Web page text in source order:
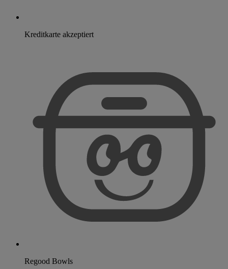
Kreditkarte akzeptiert
Regood Bowls